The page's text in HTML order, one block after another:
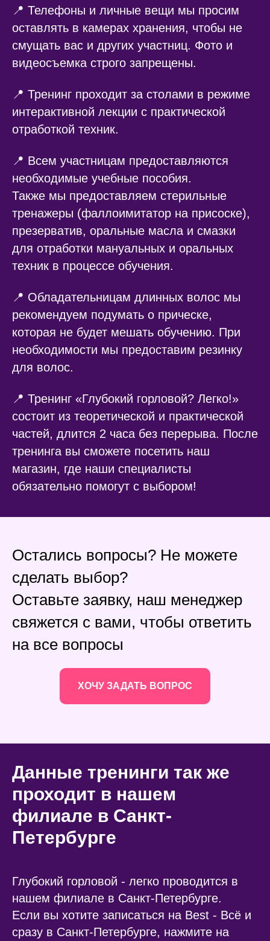
📍 Телефоны и личные вещи мы просим
оставлять в камерах хранения, чтобы не
смущать вас и других участниц. Фото и
видеосъемка строго запрещены.
📍 Тренинг проходит за столами в режиме
интерактивной лекции с практической
отработкой техник.
📍 Всем участницам предоставляются
необходимые учебные пособия.
Также мы предоставляем стерильные
тренажеры (фаллоимитатор на присоске),
презерватив, оральные масла и смазки
для отработки мануальных и оральных
техник в процессе обучения.
📍 Обладательницам длинных волос мы
рекомендуем подумать о прическе,
которая не будет мешать обучению. При
необходимости мы предоставим резинку
для волос.
📍 Тренинг «Глубокий горловой? Легко!»
состоит из теоретической и практической
частей, длится 2 часа без перерыва. После
тренинга вы сможете посетить наш
магазин, где наши специалисты
обязательно помогут с выбором!
Остались вопросы? Не можете
сделать выбор?
Оставьте заявку, наш менеджер
свяжется с вами, чтобы ответить
на все вопросы
ХОЧУ ЗАДАТЬ ВОПРОС
Данные тренинги так же
проходит в нашем
филиале в Санкт-
Петербурге
Глубокий горловой - легко проводится в
нашем филиале в Санкт-Петербурге.
Если вы хотите записаться на Best - Всё и
сразу в Санкт-Петербурге, нажмите на